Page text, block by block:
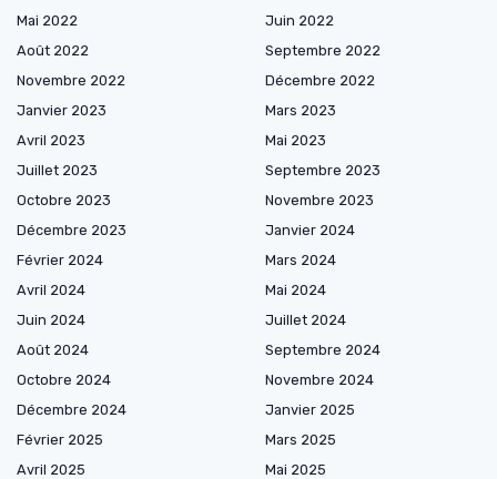
Mai 2022
Juin 2022
Août 2022
Septembre 2022
Novembre 2022
Décembre 2022
Janvier 2023
Mars 2023
Avril 2023
Mai 2023
Juillet 2023
Septembre 2023
Octobre 2023
Novembre 2023
Décembre 2023
Janvier 2024
Février 2024
Mars 2024
Avril 2024
Mai 2024
Juin 2024
Juillet 2024
Août 2024
Septembre 2024
Octobre 2024
Novembre 2024
Décembre 2024
Janvier 2025
Février 2025
Mars 2025
Avril 2025
Mai 2025